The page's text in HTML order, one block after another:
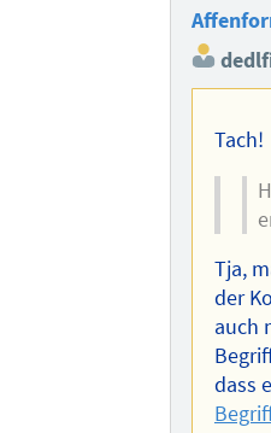
Tach!
Tja,
der
auch
dass